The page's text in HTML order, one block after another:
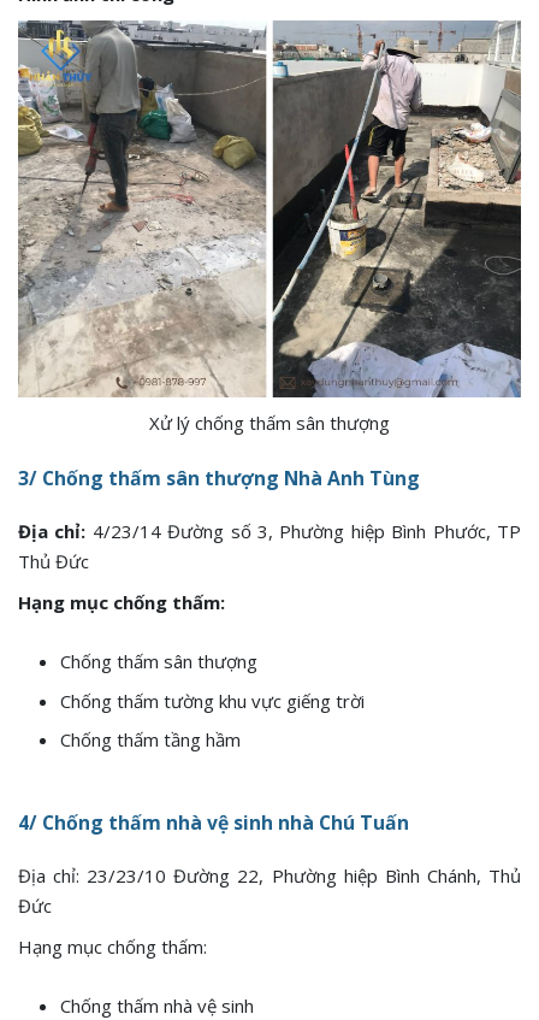
Xử lý chống thấm sân thượng
3/ Chống thấm sân thượng Nhà Anh Tùng
Địa chỉ: 4/23/14 Đường số 3, Phường hiệp Bình Phước, TP
Thủ Đức
Hạng mục chống thấm:
Chống thấm sân thượng
Chống thấm tường khu vực giếng trời
Chống thấm tầng hầm
4/ Chống thấm nhà vệ sinh nhà Chú Tuấn
Địa chỉ: 23/23/10 Đường 22, Phường hiệp Bình Chánh, Thủ
Đức
Hạng mục chống thấm:
Chống thấm nhà vệ sinh